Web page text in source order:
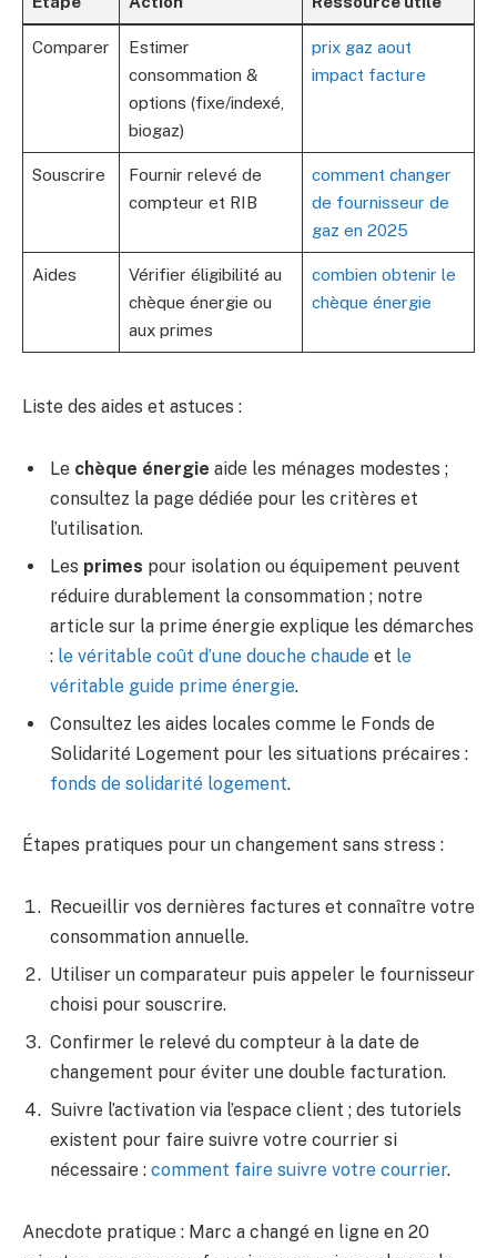
Comparer
Estimer
consommation &
options (fixe/indexé,
biogaz)
prix gaz aout
impact facture
Souscrire
Fournir relevé de
compteur et RIB
comment changer
de fournisseur de
gaz en 2025
Aides
Vérifier éligibilité au
chèque énergie ou
aux primes
combien obtenir le
chèque énergie
Liste des aides et astuces :
Le chèque énergie aide les ménages modestes ;
consultez la page dédiée pour les critères et
l’utilisation.
Les primes pour isolation ou équipement peuvent
réduire durablement la consommation ; notre
article sur la prime énergie explique les démarches
: le véritable coût d’une douche chaude et le
véritable guide prime énergie.
Consultez les aides locales comme le Fonds de
Solidarité Logement pour les situations précaires :
fonds de solidarité logement.
Étapes pratiques pour un changement sans stress :
Recueillir vos dernières factures et connaître votre
consommation annuelle.
Utiliser un comparateur puis appeler le fournisseur
choisi pour souscrire.
Confirmer le relevé du compteur à la date de
changement pour éviter une double facturation.
Suivre l’activation via l’espace client ; des tutoriels
existent pour faire suivre votre courrier si
nécessaire : comment faire suivre votre courrier.
Anecdote pratique : Marc a changé en ligne en 20